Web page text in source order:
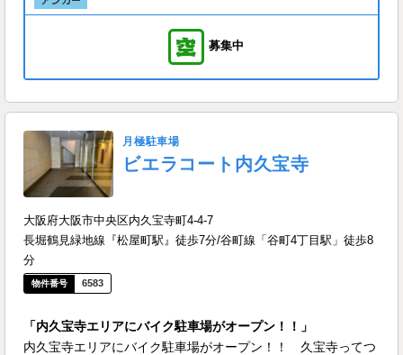
募集中
月極駐車場
ビエラコート内久宝寺
大阪府大阪市中央区内久宝寺町4-4-7
長堀鶴見緑地線『松屋町駅』徒歩7分/谷町線「谷町4丁目駅」徒歩8
分
6583
「内久宝寺エリアにバイク駐車場がオープン！！」
内久宝寺エリアにバイク駐車場がオープン！！ 久宝寺ってつ